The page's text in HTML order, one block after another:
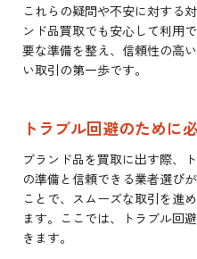
これらの疑問や不安に対する
ンド品買取でも安心して利用
要な準備を整え、信頼性の高
い取引の第一歩です。
トラブル回避のために
ブランド品を買取に出す際、
の準備と信頼できる業者選び
ことで、スムーズな取引を進
ます。ここでは、トラブル回
きます。